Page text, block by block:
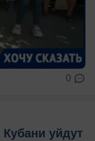
0
уйдут